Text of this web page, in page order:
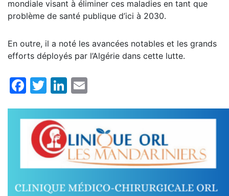
mondiale visant à éliminer ces maladies en tant que
problème de santé publique d’ici à 2030.
En outre, il a noté les avancées notables et les grands
efforts déployés par l’Algérie dans cette lutte.
Facebook
TwitterLinkedIn